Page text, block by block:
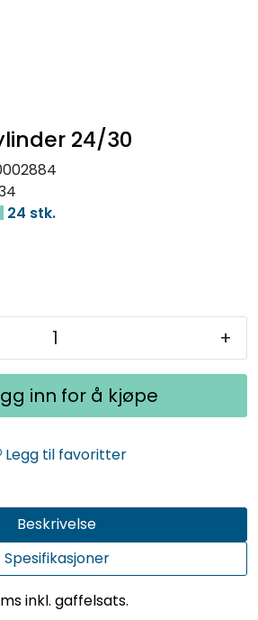
24/30
24 stk.
+
inn for å kjøpe
Legg til favoritter
Beskrivelse
Spesifikasjoner
inkl. gaffelsats.